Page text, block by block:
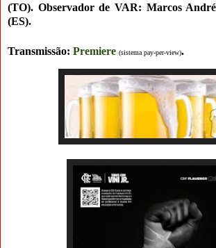
(TO). Observador de VAR: Marcos
(ES).
Transmissão: Premiere (sistema pay-per-view).